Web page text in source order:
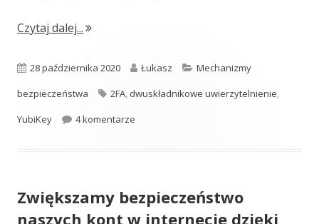
Czytaj dalej..."YubiKey jako jedyna metoda
Opublikowano
28 października 2020 Autor
Łukasz Kategorie
Mechanizmy
bezpieczeństwa
Tagi
2FA, dwuskładnikowe uwierzytelnienie,
YubiKey
4 komentarze
Zwiększamy bezpieczeństwo
naszych kont w internecie dzięki